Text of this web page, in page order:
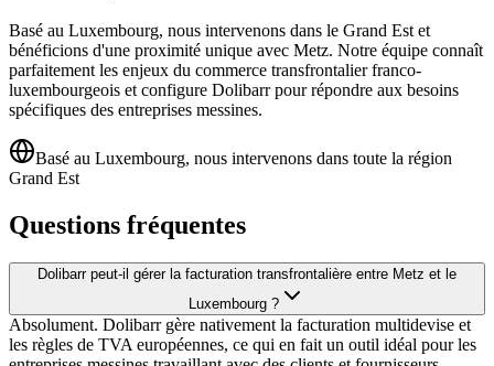
Basé au Luxembourg, nous intervenons dans le Grand Est et
bénéficions d'une proximité unique avec Metz. Notre équipe connaît
parfaitement les enjeux du commerce transfrontalier franco-
luxembourgeois et configure Dolibarr pour répondre aux besoins
spécifiques des entreprises messines.
Basé au Luxembourg, nous intervenons dans toute la région
Grand Est
Questions fréquentes
Dolibarr peut-il gérer la facturation transfrontalière entre Metz et le
Luxembourg ?
Absolument. Dolibarr gère nativement la facturation multidevise et
les règles de TVA européennes, ce qui en fait un outil idéal pour les